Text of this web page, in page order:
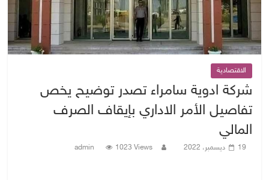
الاقتصادية
شركة ادوية سامراء تصدر توضيح يخص
تفاصيل الأمر الاداري بإيقاف الصرف
المالي
19 ديسمبر، 2022 admin 1023 Views